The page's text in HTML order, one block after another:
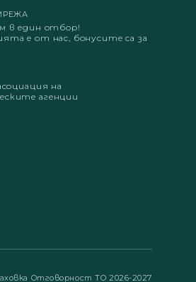
в един отбор!
е от нас, бонусите са за
на
агенции
Отговорност ТО 2026-2027